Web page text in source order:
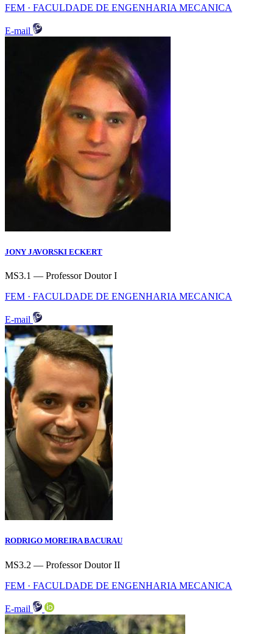
FEM · FACULDADE DE ENGENHARIA MECANICA
E-mail
JONY JAVORSKI ECKERT
MS3.1 — Professor Doutor I
FEM · FACULDADE DE ENGENHARIA MECANICA
E-mail
RODRIGO MOREIRA BACURAU
MS3.2 — Professor Doutor II
FEM · FACULDADE DE ENGENHARIA MECANICA
E-mail